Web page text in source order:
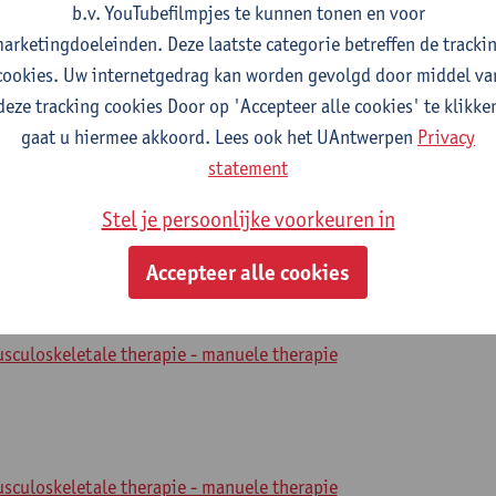
2026-2027 2025-2026 2024-2025
bovenste kwadrant
therapie - manuele therapie
onderste kwadrant
therapie - manuele therapie
therapie - manuele therapie
b.v. YouTubefilmpjes te kunnen tonen en voor
Deze laatste categorie betreffen de
Uw internetgedrag kan worden gevolgd door middel
tracking cookies Door op 'Accepteer alle cookies' te
gaat u hiermee akkoord. Lees ook het UAntwerpen Privacy
statement
Stel je persoonlijke voorkeuren in
Accepteer alle cookies